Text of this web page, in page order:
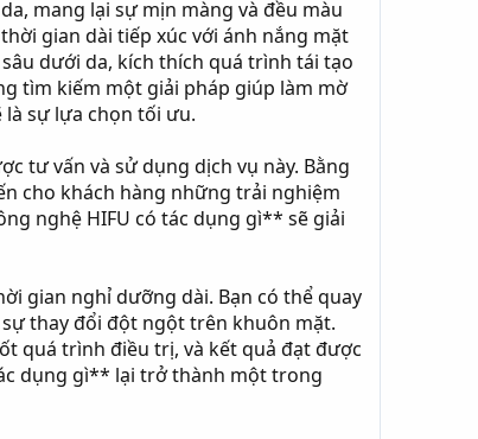
mang lại sự mịn màng và đều màu
gian dài tiếp xúc với ánh nắng mặt
dưới da, kích thích quá trình tái tạo
tìm kiếm một giải pháp giúp làm mờ
sự lựa chọn tối ưu.
tư vấn và sử dụng dịch vụ này. Bằng
cho khách hàng những trải nghiệm
nghệ HIFU có tác dụng gì** sẽ giải
gian nghỉ dưỡng dài. Bạn có thể quay
thay đổi đột ngột trên khuôn mặt.
quá trình điều trị, và kết quả đạt được
dụng gì** lại trở thành một trong